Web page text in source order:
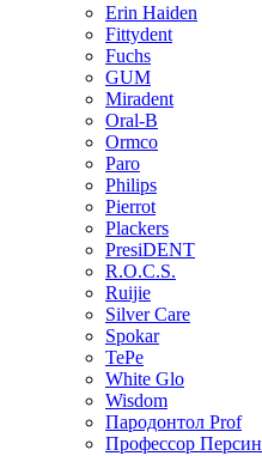
Erin Haiden
Fittydent
Fuchs
GUM
Miradent
Oral-B
Ormco
Paro
Philips
Pierrot
Plackers
PresiDENT
R.O.C.S.
Ruijie
Silver Care
Spokar
TePe
White Glo
Wisdom
Пародонтол Prof
Профессор Персин